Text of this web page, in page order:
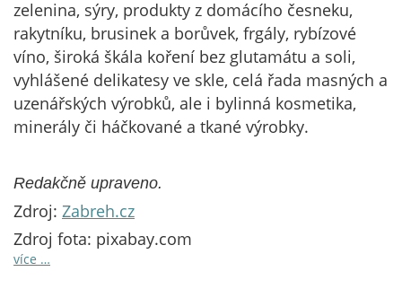
zelenina, sýry, produkty z domácího česneku,
rakytníku, brusinek a borůvek, frgály, rybízové
víno, široká škála koření bez glutamátu a soli,
vyhlášené delikatesy ve skle, celá řada masných a
uzenářských výrobků, ale i bylinná kosmetika,
minerály či háčkované a tkané výrobky.
Redakčně upraveno.
Zdroj: Zabreh.cz
Zdroj fota: pixabay.com
více …